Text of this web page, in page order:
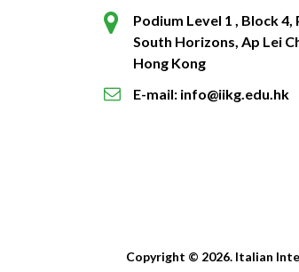
Podium Level 1 , Block 4,
South Horizons, Ap Lei
Hong Kong
E-mail: info@iikg.edu.hk
Copyright © 2026. Italian